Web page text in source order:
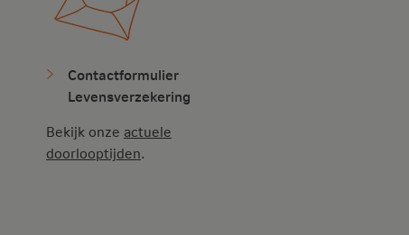
Contactformulier
Levensverzekering
Bekijk onze actuele
doorlooptijden.